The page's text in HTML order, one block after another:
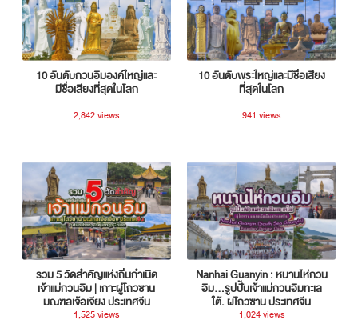
10 อันดับกวนอิมองค์ใหญ่และ
มีชื่อเสียงที่สุดในโลก
2,842 views
10 อันดับพระใหญ่และมีชื่อเสียง
ที่สุดในโลก
941 views
รวม 5 วัดสำคัญแห่งถิ่นกำเนิด
เจ้าแม่กวนอิม | เกาะผู่โถวซาน
มณฑลเจ้อเจียง ประเทศจีน
1,525 views
Nanhai Guanyin : หนานไห่กวน
อิม...รูปปั้นเจ้าแม่กวนอิมทะเล
ใต้, ผู่โถวซาน ประเทศจีน
1,024 views